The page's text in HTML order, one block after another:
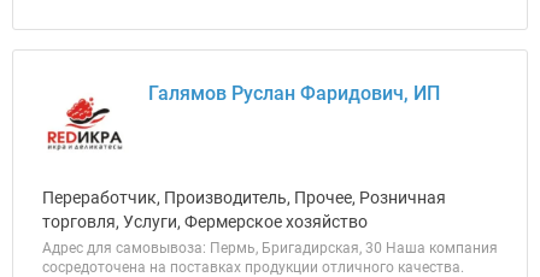
Галямов Руслан Фаридович, ИП
Переработчик, Производитель, Прочее, Розничная
торговля, Услуги, Фермерское хозяйство
Адрес для самовывоза: Пермь, Бригадирская, 30 Наша компания
сосредоточена на поставках продукции отличного качества.